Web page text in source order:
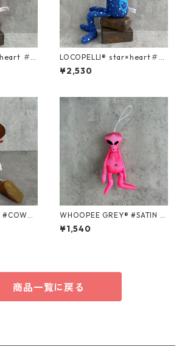
＃PI
LOCOPELLI® star×heart＃BL
UE Mサイズ
¥2,530
#COWB
WHOOPEE GREY® #SATIN PI
NK/Sサイズ
¥1,540
商品一覧に戻る